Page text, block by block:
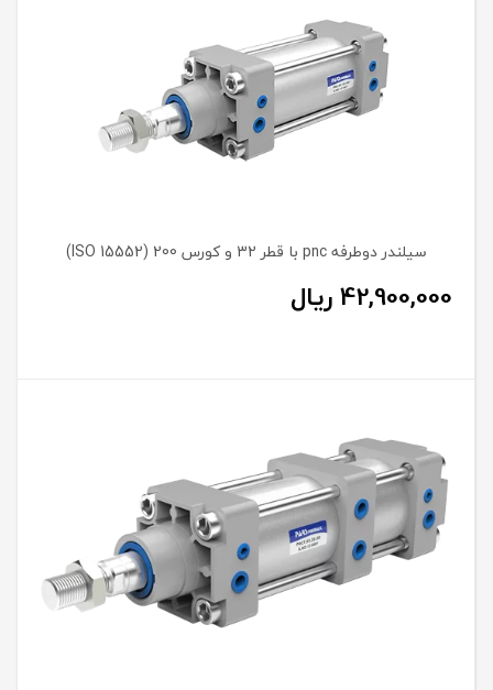
سیلندر دوطرفه pnc با قطر 32 و کورس 200 (ISO 15552)
42,900,000ریال